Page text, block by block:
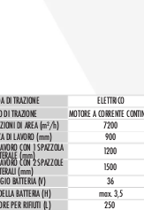
DI TRAZIONE ELETTRICO
DI TRAZIONE
MOTORE A CORRENTE
DI AREA (m²/h)
7200
DI LAVORO (mm)
900
AVORO CON 1 SPAZZOLA
(mm) 1200
AVORO CON 2 SPAZZOLE
(mm) 1500
BATTERIA (V)
36
BATTERIA (H)
max. 3,5
PER RIFIUTI (L)
250